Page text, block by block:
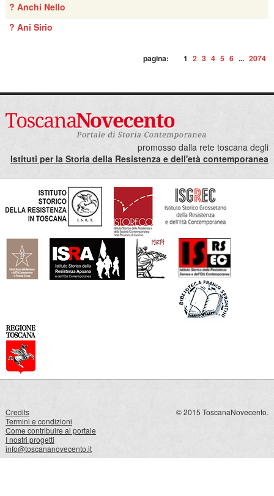
? Anchi Nello
? Ani Sirio
pagina: 1 2 3 4 5 6 ... 2074
promosso dalla rete toscana degli
Istituti per la Storia della Resistenza e dell'età contemporanea
Credits
Termini e condizioni
Come contribuire al portale
I nostri progetti
info@toscananovecento.it
© 2015 ToscanaNovecento.